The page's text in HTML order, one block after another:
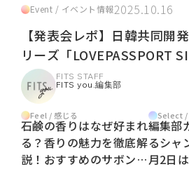
Event / イベント情報2025.10.16
【発表会レポ】日韓共同開
リーズ「LOVEPASSPORT
FITS STAFF
FITS you.編集部
Feel / 感じる
石鹸の香りはなぜ好まれ
る？香りの魅力を徹底解
説！おすすめのサボン系
Select /
編集部
るシャ
月2日